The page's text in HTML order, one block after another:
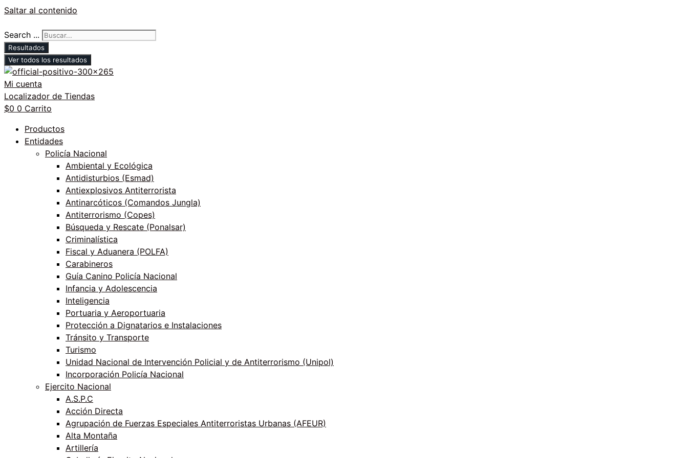
Saltar al contenido
Search ...
Resultados
Ver todos los resultados
Mi cuenta
Localizador de Tiendas
$0 0 Carrito
Productos
Entidades
Policía Nacional
Ambiental y Ecológica
Antidisturbios (Esmad)
Antiexplosivos Antiterrorista
Antinarcóticos (Comandos Jungla)
Antiterrorismo (Copes)
Búsqueda y Rescate (Ponalsar)
Criminalística
Fiscal y Aduanera (POLFA)
Carabineros
Guía Canino Policía Nacional
Infancia y Adolescencia
Inteligencia
Portuaria y Aeroportuaria
Protección a Dignatarios e Instalaciones
Tránsito y Transporte
Turismo
Unidad Nacional de Intervención Policial y de Antiterrorismo (Unipol)
Incorporación Policía Nacional
Ejercito Nacional
A.S.P.C
Acción Directa
Agrupación de Fuerzas Especiales Antiterroristas Urbanas (AFEUR)
Alta Montaña
Artillería